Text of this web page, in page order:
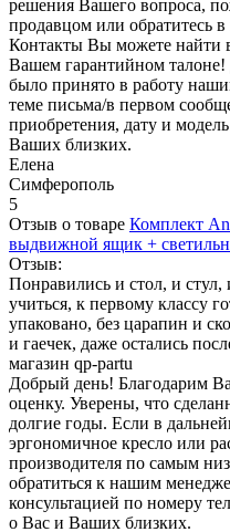
решения Вашего вопроса,
продавцом или обратитесь
Контакты Вы можете найти
Вашем гарантийном
было принято в работу
теме письма/в первом
приобретения, дату и
Ваших близких.
Елена
Симферополь
5
Отзыв о товаре Комплект
выдвижной ящик +
Отзыв:
Понравились и стол, и стул,
учиться, к первому классу
упаковано, без царапин и
и гаечек, даже остались
магазин qp-partu
Добрый день! Благодарим
оценку. Уверены, что
долгие годы. Если в
эргономичное кресло или
производителя по самым
обратиться к нашим
консультацией по номеру
о Вас и Ваших близких.